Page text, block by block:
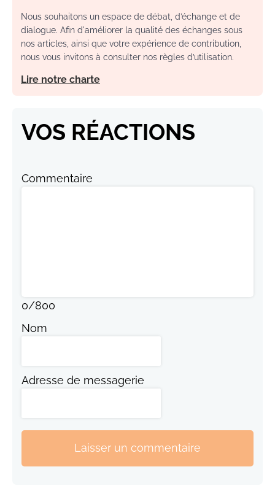
Nous souhaitons un espace de débat, d’échange et de
dialogue. Afin d'améliorer la qualité des échanges sous
nos articles, ainsi que votre expérience de contribution,
nous vous invitons à consulter nos règles d’utilisation.
Lire notre charte
VOS RÉACTIONS
Commentaire
0/800
Nom
Adresse de messagerie
Laisser un commentaire